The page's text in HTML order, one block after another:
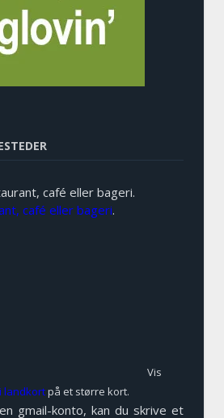
café eller bageri.
café eller bageri.
Vis
landkortpå et større kort.
gmail-konto, kan du skrive et